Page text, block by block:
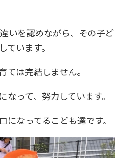
いを認めながら、その子ど
ています。
ては完結しません。
って、努力しています。
になってるこども達です。